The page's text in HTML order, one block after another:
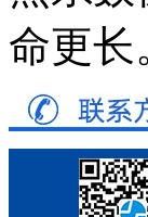
命更长